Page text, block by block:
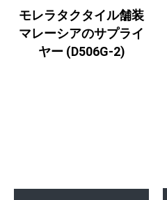
モレラタクタイル舗装
マレーシアのサプライ
ヤー (D506G-2)